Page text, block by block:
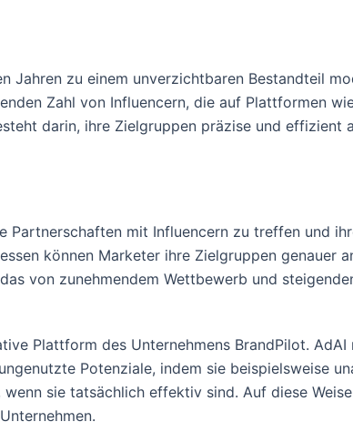
zu einem unverzichtbaren Bestandteil
Zahl von Influencern, die auf Plattformen
darin, ihre Zielgruppen präzise und effizient
mit Influencern zu treffen und
können Marketer ihre Zielgruppen genauer
von zunehmendem Wettbewerb und
Plattform des Unternehmens BrandPilot.
Potenziale, indem sie beispielsweise
sie tatsächlich effektiv sind. Auf diese